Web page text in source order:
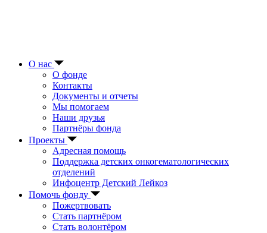
О нас
О фонде
Контакты
Документы и отчеты
Мы помогаем
Наши друзья
Партнёры фонда
Проекты
Адресная помощь
Поддержка детских онкогематологических
отделений
Инфоцентр Детский Лейкоз
Помочь фонду
Пожертвовать
Стать партнёром
Стать волонтёром